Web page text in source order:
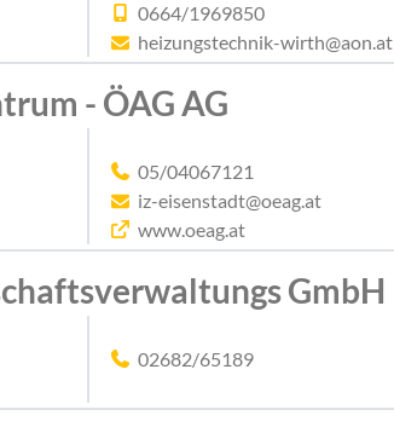
0664/1969850
heizungstechnik-wirth@aon.at
- ÖAG AG
05/04067121
iz-eisenstadt@oeag.at
www.oeag.at
GmbH
02682/65189